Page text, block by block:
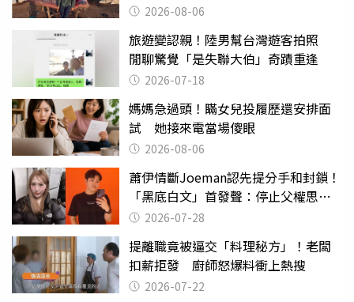
2026-08-06
旅遊變認親！陸男幫台灣遊客拍照
閒聊驚覺「是失聯大伯」奇蹟重逢
2026-07-18
媽媽急過頭！瞞女兒投履歷還安排面
試 她接來電當場傻眼
2026-08-06
蕭伊情斷Joeman認先提分手和封鎖！
「黑底白文」首發聲：停止父權思維
物化女性
2026-07-28
提離職竟被逼交「料理秘方」！老闆
扣薪拒發 廚師怒爆料衝上熱搜
2026-07-22